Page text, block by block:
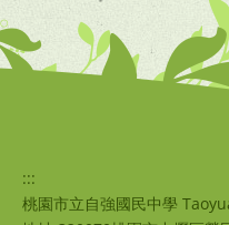
:::
桃園市立自強國民中學